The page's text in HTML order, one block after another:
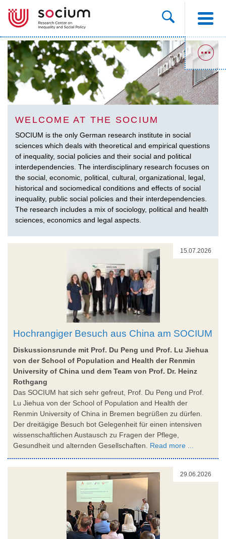
WELCOME AT THE SOCIUM
SOCIUM is the only German research institute in social
sciences which deals with theoretical and empirical questions
of inequality, social policies and their social and political
interdependencies. The interdisciplinary research focuses on
the social, economic, political, cultural, organizational, legal,
historical and sociomedical conditions and effects of social
inequality, public social policies and their interdependencies.
The research includes a mix of sociology, political and health
sciences, economics and legal aspects.
15.07.2026
Hochrangiger Besuch aus China am SOCIUM
Diskussionsrunde mit Prof. Du Peng und Prof. Lu Jiehua
von der School of Population and Health der Renmin
University of China und dem Team von Prof. Dr. Heinz
Rothgang
Das SOCIUM hat sich sehr gefreut, Prof. Du Peng und Prof.
Lu Jiehua von der School of Population and Health der
Renmin University of China in Bremen begrüßen zu dürfen.
Der dreitägige Besuch bot Gelegenheit für einen intensiven
wissenschaftlichen Austausch zu Fragen der Pflege,
Gesundheit und alternden Gesellschaften. Read more ...
29.06.2026